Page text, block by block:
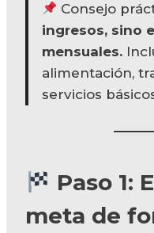
Consejo
ingresos, sino
mensuales.
alimentación,
servicios
Paso 1:
meta de